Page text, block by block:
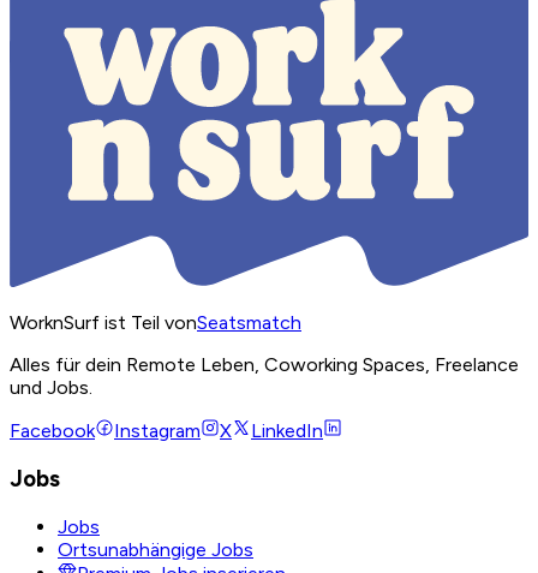
WorknSurf ist Teil vonSeatsmatch
Alles für dein Remote Leben, Coworking Spaces, Freelance
und Jobs.
Facebook
Instagram X LinkedIn
Jobs
Jobs
Ortsunabhängige Jobs